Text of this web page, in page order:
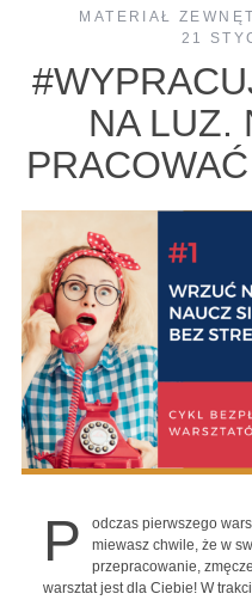
MATERIAŁ
21
NA LUZ.
P
odczas pierwszego
miewasz chwile, że w
przepracowanie,
warsztat jest dla Ciebie! W